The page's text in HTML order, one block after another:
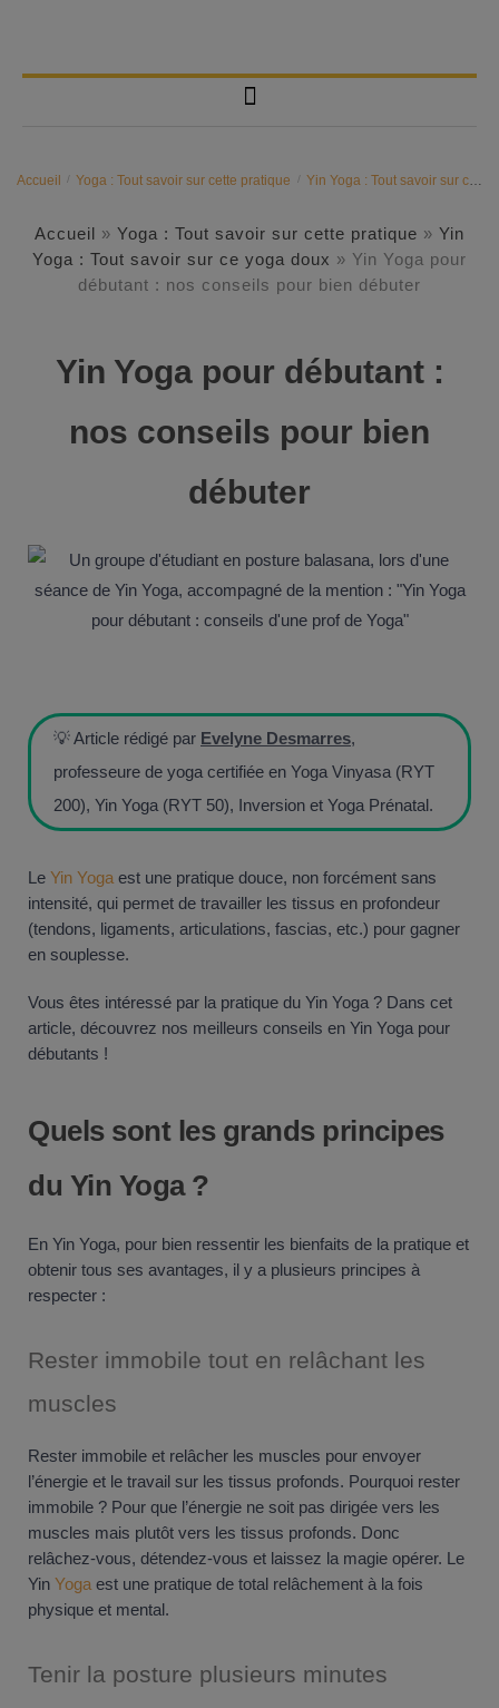
Accueil / Yoga : Tout savoir sur cette pratique / Yin Yoga : Tout savoir sur ce yoga doux
Accueil » Yoga : Tout savoir sur cette pratique » Yin
Yoga : Tout savoir sur ce yoga doux » Yin Yoga pour
débutant : nos conseils pour bien débuter
Yin Yoga pour débutant :
nos conseils pour bien
débuter
💡 Article rédigé par Evelyne Desmarres,
professeure de yoga certifiée en Yoga Vinyasa (RYT
200), Yin Yoga (RYT 50), Inversion et Yoga Prénatal.
Le Yin Yoga est une pratique douce, non forcément sans
intensité, qui permet de travailler les tissus en profondeur
(tendons, ligaments, articulations, fascias, etc.) pour gagner
en souplesse.
Vous êtes intéressé par la pratique du Yin Yoga ? Dans cet
article, découvrez nos meilleurs conseils en Yin Yoga pour
débutants !
Quels sont les grands principes
du Yin Yoga ?
En Yin Yoga, pour bien ressentir les bienfaits de la pratique et
obtenir tous ses avantages, il y a plusieurs principes à
respecter :
Rester immobile tout en relâchant les
muscles
Rester immobile et relâcher les muscles pour envoyer
l’énergie et le travail sur les tissus profonds. Pourquoi rester
immobile ? Pour que l’énergie ne soit pas dirigée vers les
muscles mais plutôt vers les tissus profonds. Donc
relâchez-vous, détendez-vous et laissez la magie opérer. Le
Yin Yoga est une pratique de total relâchement à la fois
physique et mental.
Tenir la posture plusieurs minutes